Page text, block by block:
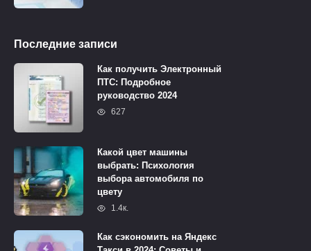
Последние записи
Как получить Электронный
ПТС: Подробное
руководство 2024
627
Какой цвет машины
выбрать: Психология
выбора автомобиля по
цвету
1.4к.
Как сэкономить на Яндекс